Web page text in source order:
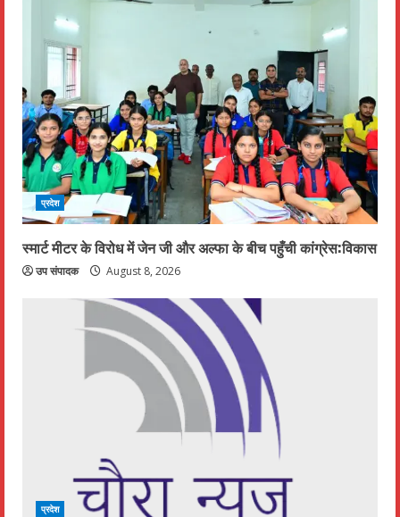
प्रदेश
स्मार्ट मीटर के विरोध में जेन जी और अल्फा के बीच पहुँची कांग्रेस:विकास
उप संपादक August 8, 2026
प्रदेश